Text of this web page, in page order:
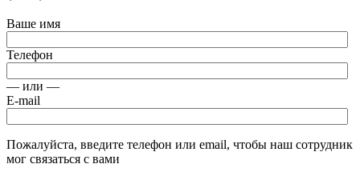
Ваше имя
Телефон
— или —
E-mail
Пожалуйста, введите телефон или email, чтобы наш сотрудник
мог связаться с вами